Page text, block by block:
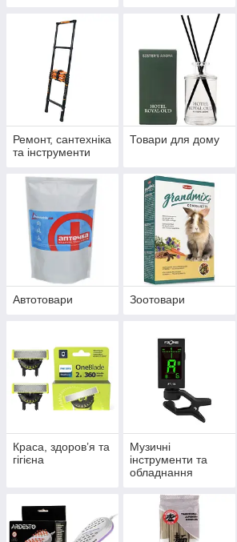
Ремонт, сантехніка
та інструменти
Товари для дому
Автотовари Зоотовари
Краса, здоров’я та
гігієна
Музичні
інструменти та
обладнання